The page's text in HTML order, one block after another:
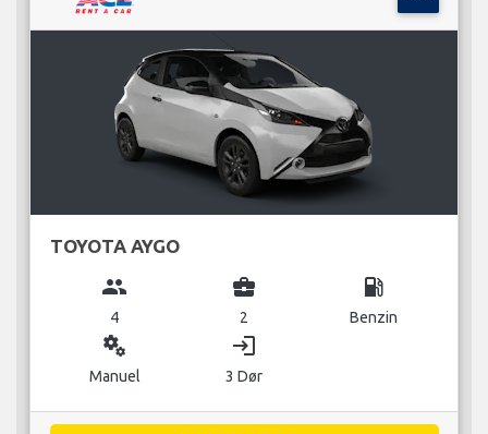
TOYOTA AYGO
group
4
business_center
2
local_gas_station
Benzin
miscellaneous_services
Manuel
login
3 Dør